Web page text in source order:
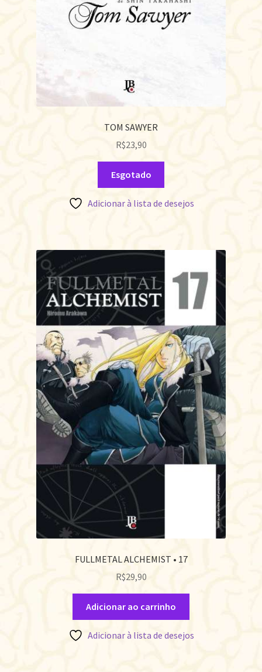
TOM SAWYER
R$23,90
Esgotado
Adicionar à lista de desejos
FULLMETAL ALCHEMIST • 17
R$29,90
Adicionar ao carrinho
Adicionar à lista de desejos